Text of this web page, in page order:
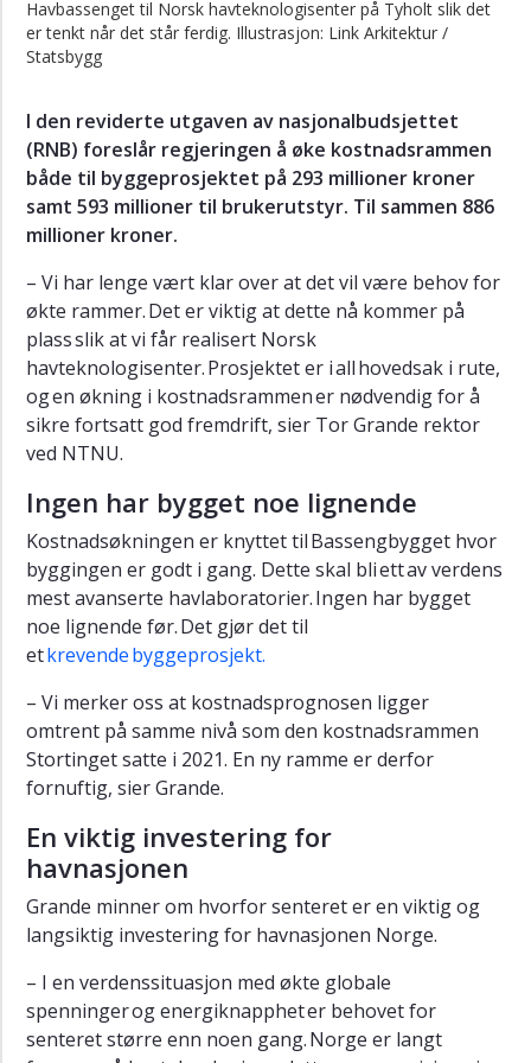
Regjeringen
foreslår
økt
Havbassenget til Norsk havteknologisenter på Tyholt slik det
er tenkt når det står ferdig. Illustrasjon: Link Arkitektur /
Statsbygg
I den reviderte utgaven av nasjonalbudsjettet
(RNB) foreslår regjeringen å øke kostnadsrammen
både til byggeprosjektet på 293 millioner kroner
samt 593 millioner til brukerutstyr. Til sammen 886
millioner kroner.
– Vi har lenge vært klar over at det vil være behov for
økte rammer. Det er viktig at dette nå kommer på
plass slik at vi får realisert Norsk
havteknologisenter. Prosjektet er i all hovedsak i rute,
og en økning i kostnadsrammen er nødvendig for å
sikre fortsatt god fremdrift, sier Tor Grande rektor
ved NTNU.
Ingen har bygget noe lignende
Kostnadsøkningen er knyttet til Bassengbygget hvor
byggingen er godt i gang. Dette skal bli ett av verdens
mest avanserte havlaboratorier. Ingen har bygget
noe lignende før. Det gjør det til
etkrevende byggeprosjekt.
– Vi merker oss at kostnadsprognosen ligger
omtrent på samme nivå som den kostnadsrammen
Stortinget satte i 2021. En ny ramme er derfor
fornuftig, sier Grande.
En viktig investering for
havnasjonen
Grande minner om hvorfor senteret er en viktig og
langsiktig investering for havnasjonen Norge.
– I en verdenssituasjon med økte globale
spenninger og energiknapphet er behovet for
senteret større enn noen gang. Norge er langt